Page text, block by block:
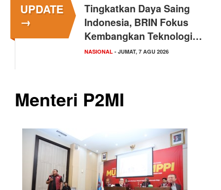
UPDATE
→
Tingkatkan Daya Saing
Indonesia, BRIN Fokus
Kembangkan Teknologi…
NASIONAL - JUMAT, 7 AGU 2026
Menkop Ferry
Groundbreaking KDKMP
Dekai di Yahukimo
NASIONAL - JUMAT, 7 AGU 2026
Menteri P2MI